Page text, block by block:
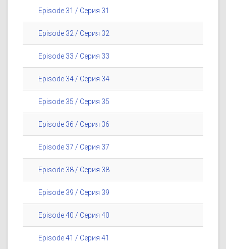
Episode 31 / Серия 31
Episode 32 / Серия 32
Episode 33 / Серия 33
Episode 34 / Серия 34
Episode 35 / Серия 35
Episode 36 / Серия 36
Episode 37 / Серия 37
Episode 38 / Серия 38
Episode 39 / Серия 39
Episode 40 / Серия 40
Episode 41 / Серия 41